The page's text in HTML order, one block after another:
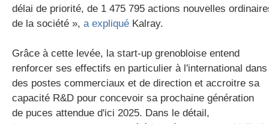
délai de priorité, de 1 475 795 actions nouvelles
de la société », a expliqué Kalray.
Grâce à cette levée, la start-up grenobloise entend
renforcer ses effectifs en particulier à l'international dans
des postes commerciaux et de direction et accroitre sa
capacité R&D pour concevoir sa prochaine génération
de puces attendue d'ici 2025. Dans le détail,